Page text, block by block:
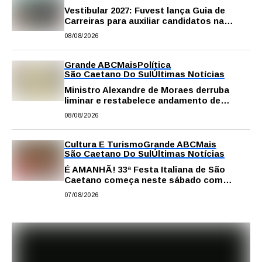
Vestibular 2027: Fuvest lança Guia de
Carreiras para auxiliar candidatos na
escolha da profissão
08/08/2026
Grande ABCMaisPolítica
São Caetano Do SulÚltimas Notícias
Ministro Alexandre de Moraes derruba
liminar e restabelece andamento de
comissão processante contra vereador
08/08/2026
Cultura E TurismoGrande ABCMais
São Caetano Do SulÚltimas Notícias
É AMANHÃ! 33ª Festa Italiana de São
Caetano começa neste sábado com
gastronomia, música e solidariedade
07/08/2026